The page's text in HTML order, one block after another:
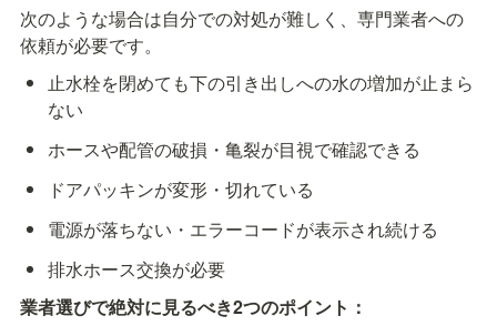
次のような場合は自分での対処が難しく、専門業者への
依頼が必要です。
止水栓を閉めても下の引き出しへの水の増加が止まら
ない
ホースや配管の破損・亀裂が目視で確認できる
ドアパッキンが変形・切れている
電源が落ちない・エラーコードが表示され続ける
排水ホース交換が必要
業者選びで絶対に見るべき2つのポイント：